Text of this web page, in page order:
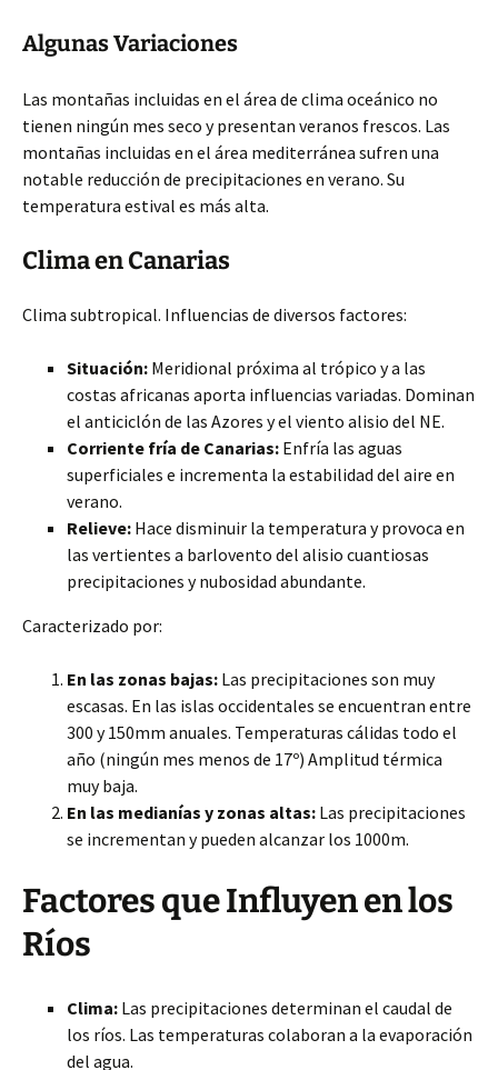
Algunas Variaciones
Las montañas incluidas en el área de clima oceánico no
tienen ningún mes seco y presentan veranos frescos. Las
montañas incluidas en el área mediterránea sufren una
notable reducción de precipitaciones en verano. Su
temperatura estival es más alta.
Clima en Canarias
Clima subtropical. Influencias de diversos factores:
Situación: Meridional próxima al trópico y a las
costas africanas aporta influencias variadas. Dominan
el anticiclón de las Azores y el viento alisio del NE.
Corriente fría de Canarias: Enfría las aguas
superficiales e incrementa la estabilidad del aire en
verano.
Relieve: Hace disminuir la temperatura y provoca en
las vertientes a barlovento del alisio cuantiosas
precipitaciones y nubosidad abundante.
Caracterizado por:
En las zonas bajas: Las precipitaciones son muy
escasas. En las islas occidentales se encuentran entre
300 y 150mm anuales. Temperaturas cálidas todo el
año (ningún mes menos de 17º) Amplitud térmica
muy baja.
En las medianías y zonas altas: Las precipitaciones
se incrementan y pueden alcanzar los 1000m.
Factores que Influyen en los
Ríos
Clima: Las precipitaciones determinan el caudal de
los ríos. Las temperaturas colaboran a la evaporación
del agua.